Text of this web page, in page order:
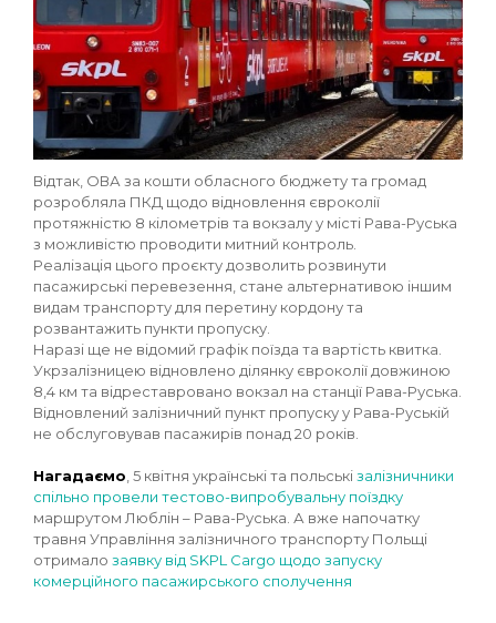
Відтак, ОВА за кошти обласного бюджету та громад
розробляла ПКД щодо відновлення євроколії
протяжністю 8 кілометрів та вокзалу у місті Рава-Руська
з можливістю проводити митний контроль.
Реалізація цього проєкту дозволить розвинути
пасажирські перевезення, стане альтернативою іншим
видам транспорту для перетину кордону та
розвантажить пункти пропуску.
Наразі ще не відомий графік поїзда та вартість квитка.
Укрзалізницею відновлено ділянку євроколії довжиною
8,4 км та відреставровано вокзал на станції Рава-Руська.
Відновлений залізничний пункт пропуску у Рава-Руській
не обслуговував пасажирів понад 20 років.
Нагадаємо, 5 квітня українські та польськізалізничники
спільно провели тестово-випробувальну поїздку
маршрутом Люблін – Рава-Руська. А вже напочатку
травня Управління залізничного транспорту Польщі
отримало заявку від SKPL Cargo щодо запуску
комерційного пасажирського сполучення